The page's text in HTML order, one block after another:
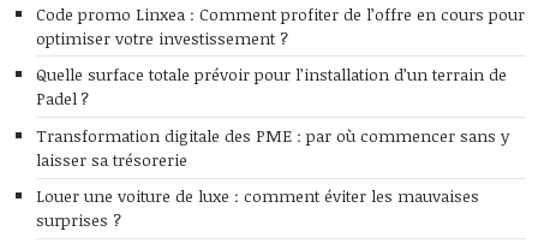
Code promo Linxea : Comment profiter de l’offre en cours pour
optimiser votre investissement ?
Quelle surface totale prévoir pour l’installation d’un terrain de
Padel ?
Transformation digitale des PME : par où commencer sans y
laisser sa trésorerie
Louer une voiture de luxe : comment éviter les mauvaises
surprises ?